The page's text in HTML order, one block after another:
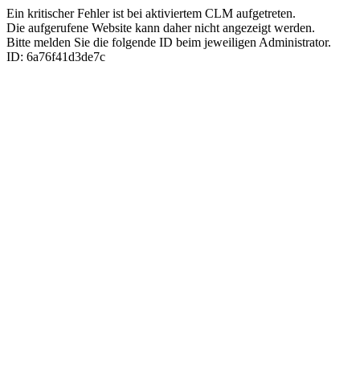
Ein kritischer Fehler ist bei aktiviertem CLM aufgetreten.
Die aufgerufene Website kann daher nicht angezeigt werden.
Bitte melden Sie die folgende ID beim jeweiligen Administrator.
ID: 6a76f41d3de7c